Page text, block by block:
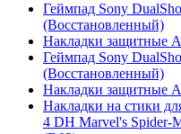
Геймпад Sony
(Восстановленный)
Накладки защитные
Геймпад Sony
(Восстановленный)
Накладки защитные
Накладки на стики
4 DH Marvel's Spider-